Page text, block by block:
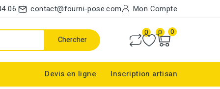
06 contact@fourni-pose.com Mon Compte
Chercher
0 0 0
Devis en ligne Inscription artisan